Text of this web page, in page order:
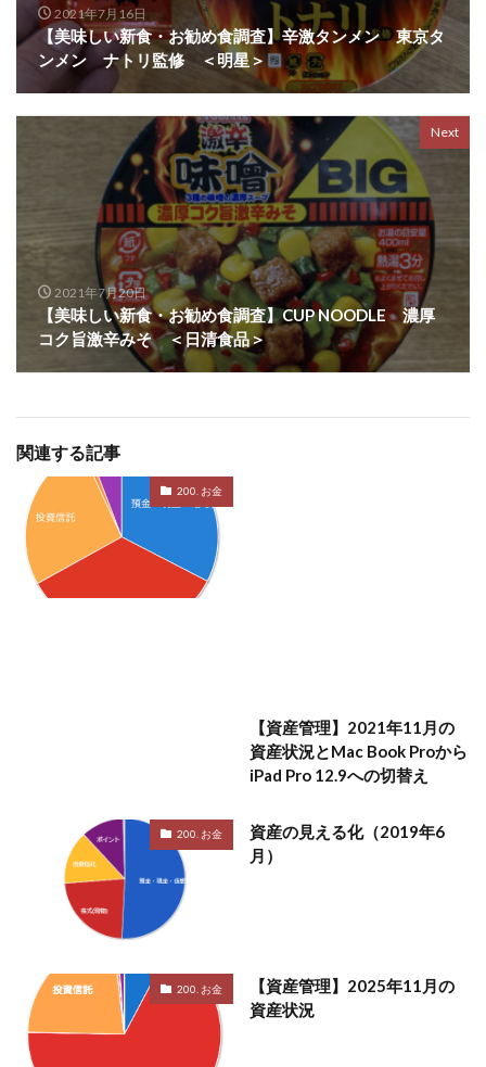
2021年7月16日
【美味しい新食・お勧め食調査】辛激タンメン 東京タ
ンメン ナトリ監修 ＜明星＞
Next
2021年7月20日
【美味しい新食・お勧め食調査】CUP NOODLE 濃厚
コク旨激辛みそ ＜日清食品＞
関連する記事
200. お金
【資産管理】2021年11月の
資産状況とMac Book Proから
iPad Pro 12.9への切替え
200. お金
資産の見える化（2019年6
月）
200. お金
【資産管理】2025年11月の
資産状況